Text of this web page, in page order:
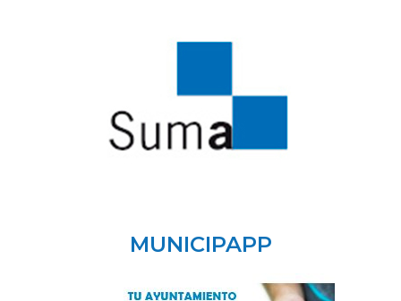
MUNICIPAPP